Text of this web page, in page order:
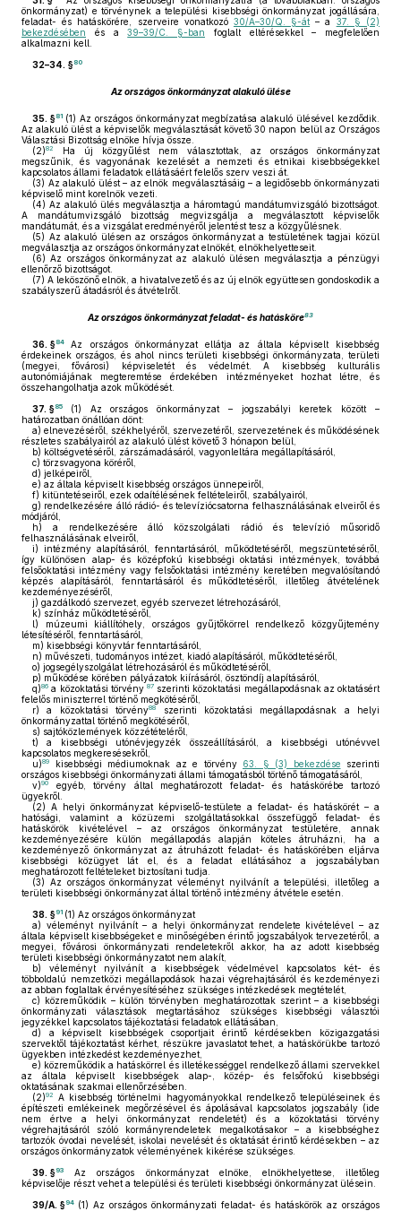
önkormányzat) e törvénynek a települési kisebbségi önkormányzat jogállására,
feladat- és hatáskörére, szerveire vonatkozó 30/A–30/Q. §-át – a 37. § (2)
bekezdésében és a39–39/C. §-ban foglalt eltérésekkel – megfelelően
alkalmazni kell.
32–34. §80
Az országos önkormányzat alakuló ülése
35. §81 (1) Az országos önkormányzat megbízatása alakuló ülésével kezdődik.
Az alakuló ülést a képviselők megválasztását követő 30 napon belül az Országos
Választási Bizottság elnöke hívja össze.
(2)82
Ha új közgyűlést nem választottak, az országos önkormányzat
megszűnik, és vagyonának kezelését a nemzeti és etnikai kisebbségekkel
kapcsolatos állami feladatok ellátásáért felelős szerv veszi át.
(3) Az alakuló ülést – az elnök megválasztásáig – a legidősebb önkormányzati
képviselő mint korelnök vezeti.
(4) Az alakuló ülés megválasztja a háromtagú mandátumvizsgáló bizottságot.
A mandátumvizsgáló bizottság megvizsgálja a megválasztott képviselők
mandátumát, és a vizsgálat eredményéről jelentést tesz a közgyűlésnek.
(5) Az alakuló ülésen az országos önkormányzat a testületének tagjai közül
megválasztja az országos önkormányzat elnökét, elnökhelyetteseit.
(6) Az országos önkormányzat az alakuló ülésen megválasztja a pénzügyi
ellenőrző bizottságot.
(7) A leköszönő elnök, a hivatalvezető és az új elnök együttesen gondoskodik a
szabályszerű átadásról és átvételről.
Az országos önkormányzat feladat- és hatásköre83
36. §84
Az országos önkormányzat ellátja az általa képviselt kisebbség
érdekeinek országos, és ahol nincs területi kisebbségi önkormányzata, területi
(megyei, fővárosi) képviseletét és védelmét. A kisebbség kulturális
autonómiájának megteremtése érdekében intézményeket hozhat létre, és
összehangolhatja azok működését.
37. §85 (1) Az országos önkormányzat – jogszabályi keretek között –
határozatban önállóan dönt:
a) elnevezéséről, székhelyéről, szervezetéről, szervezetének és működésének
részletes szabályairól az alakuló ülést követő 3 hónapon belül,
b) költségvetéséről, zárszámadásáról, vagyonleltára megállapításáról,
c) törzsvagyona köréről,
d) jelképeiről,
e) az általa képviselt kisebbség országos ünnepeiről,
f) kitüntetéseiről, ezek odaítélésének feltételeiről, szabályairól,
g) rendelkezésére álló rádió- és televíziócsatorna felhasználásának elveiről és
módjáról,
h) a rendelkezésére álló közszolgálati rádió és televízió műsoridő
felhasználásának elveiről,
i) intézmény alapításáról, fenntartásáról, működtetéséről, megszüntetéséről,
így különösen alap- és középfokú kisebbségi oktatási intézmények, továbbá
felsőoktatási intézmény vagy felsőoktatási intézmény keretében megvalósítandó
képzés alapításáról, fenntartásáról és működtetéséről, illetőleg átvételének
kezdeményezéséről,
j) gazdálkodó szervezet, egyéb szervezet létrehozásáról,
k) színház működtetéséről,
l) múzeumi kiállítóhely, országos gyűjtőkörrel rendelkező közgyűjtemény
létesítéséről, fenntartásáról,
m) kisebbségi könyvtár fenntartásáról,
n) művészeti, tudományos intézet, kiadó alapításáról, működtetéséről,
o) jogsegélyszolgálat létrehozásáról és működtetéséről,
p) működése körében pályázatok kiírásáról, ösztöndíj alapításáról,
q)86 a közoktatási törvény 87szerinti közoktatási megállapodásnak az oktatásért
felelős miniszterrel történő megkötéséről,
r) a közoktatási törvény88
szerinti közoktatási megállapodásnak a helyi
önkormányzattal történő megkötéséről,
s) sajtóközlemények közzétételéről,
t) a kisebbségi utónévjegyzék összeállításáról, a kisebbségi utónévvel
kapcsolatos megkeresésekről,
u)89 kisebbségi médiumoknak az e törvény 63. § (3) bekezdése szerinti
országos kisebbségi önkormányzati állami támogatásból történő támogatásáról,
v)90
egyéb, törvény által meghatározott feladat- és hatáskörébe tartozó
ügyekről.
(2) A helyi önkormányzat képviselő-testülete a feladat- és hatáskörét – a
hatósági, valamint a közüzemi szolgáltatásokkal összefüggő feladat- és
hatáskörök kivételével – az országos önkormányzat testületére, annak
kezdeményezésére külön megállapodás alapján köteles átruházni, ha a
kezdeményező önkormányzat az átruházott feladat- és hatáskörében eljárva
kisebbségi közügyet lát el, és a feladat ellátásához a jogszabályban
meghatározott feltételeket biztosítani tudja.
(3) Az országos önkormányzat véleményt nyilvánít a települési, illetőleg a
területi kisebbségi önkormányzat által történő intézmény átvétele esetén.
38. §91 (1) Az országos önkormányzat
a) véleményt nyilvánít – a helyi önkormányzat rendelete kivételével – az
általa képviselt kisebbségeket e minőségében érintő jogszabályok tervezetéről, a
megyei, fővárosi önkormányzati rendeletekről akkor, ha az adott kisebbség
területi kisebbségi önkormányzatot nem alakít,
b) véleményt nyilvánít a kisebbségek védelmével kapcsolatos két- és
többoldalú nemzetközi megállapodások hazai végrehajtásáról és kezdeményezi
az abban foglaltak érvényesítéséhez szükséges intézkedések megtételét,
c) közreműködik – külön törvényben meghatározottak szerint – a kisebbségi
önkormányzati választások megtartásához szükséges kisebbségi választói
jegyzékkel kapcsolatos tájékoztatási feladatok ellátásában,
d) a képviselt kisebbségek csoportjait érintő kérdésekben közigazgatási
szervektől tájékoztatást kérhet, részükre javaslatot tehet, a hatáskörükbe tartozó
ügyekben intézkedést kezdeményezhet,
e) közreműködik a hatáskörrel és illetékességgel rendelkező állami szervekkel
az általa képviselt kisebbségek alap-, közép- és felsőfokú kisebbségi
oktatásának szakmai ellenőrzésében.
(2)92
A kisebbség történelmi hagyományokkal rendelkező településeinek és
építészeti emlékeinek megőrzésével és ápolásával kapcsolatos jogszabály (ide
nem értve a helyi önkormányzat rendeletét) és a közoktatási törvény
végrehajtásáról szóló kormányrendeletek megalkotásakor – a kisebbséghez
tartozók óvodai nevelését, iskolai nevelését és oktatását érintő kérdésekben – az
országos önkormányzatok véleményének kikérése szükséges.
39. §93
Az országos önkormányzat elnöke, elnökhelyettese, illetőleg
képviselője részt vehet a települési és területi kisebbségi önkormányzat ülésein.
39/A. §94 (1) Az országos önkormányzati feladat- és hatáskörök az országos